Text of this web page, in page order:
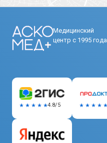
Медицинский
центр с 1995 года
4.8/5